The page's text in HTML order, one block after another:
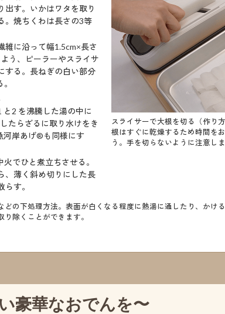
出す。いかはワタを取り
。焼ちくわは長さの3等
維に沿って幅1.5cm×長さ
う、ピーラーやスライサ
する。長ねぎの白い部分
と2 を沸騰した湯の中に
たらざるに取り水けをき
河岸あげ®も同様にす
でひと煮立ちさせる。
、薄く斜め切りにした長
す。
スライサーで大根を切る （作り
根はすぐに乾燥するため時間を
う。手を切らないように注意しま
の下処理方法。表面が白くなる程度に熱湯に通したり、かけ
除くことができます。
豪華なおでんを〜